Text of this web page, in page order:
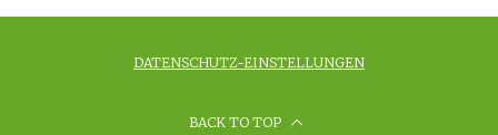
DATENSCHUTZ-EINSTELLUNGEN
BACK TO TOP